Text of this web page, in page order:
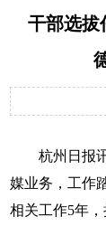
干部选拔
杭州日报
媒业务，工作
相关工作5年